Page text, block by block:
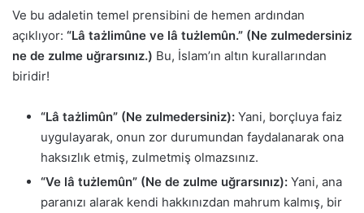
Ve bu adaletin temel prensibini de hemen ardından
açıklıyor: “Lâ tażlimûne ve lâ tużlemûn.” (Ne zulmedersiniz
ne de zulme uğrarsınız.) Bu, İslam’ın altın kurallarından
biridir!
“Lâ tażlimûn” (Ne zulmedersiniz): Yani, borçluya faiz
uygulayarak, onun zor durumundan faydalanarak ona
haksızlık etmiş, zulmetmiş olmazsınız.
“Ve lâ tużlemûn” (Ne de zulme uğrarsınız): Yani, ana
paranızı alarak kendi hakkınızdan mahrum kalmış, bir